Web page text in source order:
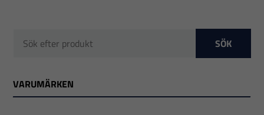
SÖK
VARUMÄRKEN